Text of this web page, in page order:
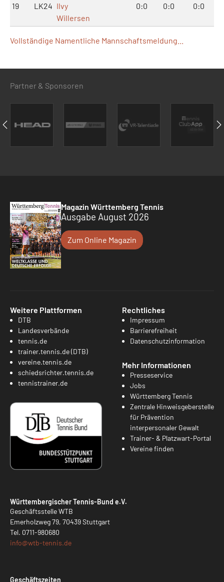
19 LK24 Ilvy
Willersen
0:0 0:0 0:0
Vollständige Namentliche Mannschaftsmeldung...
Partner & Sponsoren
Magazin Württemberg Tennis
Ausgabe August 2026
Zum Online Magazin
Weitere Plattformen
DTB
Landesverbände
tennis.de
trainer.tennis.de (DTB)
vereine.tennis.de
schiedsrichter.tennis.de
tennistrainer.de
Rechtliches
Impressum
Barrierefreiheit
Datenschutzinformation
Mehr Informationen
Presseservice
Jobs
Württemberg Tennis
Zentrale Hinweisgeberstelle
für Prävention
interpersonaler Gewalt
Trainer- & Platzwart-Portal
Vereine finden
Württembergischer Tennis-Bund e.V.
Geschäftsstelle WTB
Emerholzweg 79, 70439 Stuttgart
Tel. 0711-980680
info@wtb-tennis.de
Geschäftszeiten